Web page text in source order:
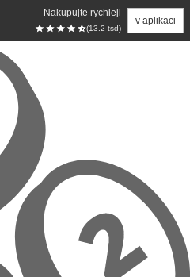
Nakupujte rychleji
(13.2 tsd)
v aplikaci